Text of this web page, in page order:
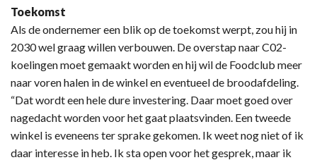
Toekomst
Als de ondernemer een blik op de toekomst werpt, zou hij in
2030 wel graag willen verbouwen. De overstap naar C02-
koelingen moet gemaakt worden en hij wil de Foodclub meer
naar voren halen in de winkel en eventueel de broodafdeling.
“Dat wordt een hele dure investering. Daar moet goed over
nagedacht worden voor het gaat plaatsvinden. Een tweede
winkel is eveneens ter sprake gekomen. Ik weet nog niet of ik
daar interesse in heb. Ik sta open voor het gesprek, maar ik